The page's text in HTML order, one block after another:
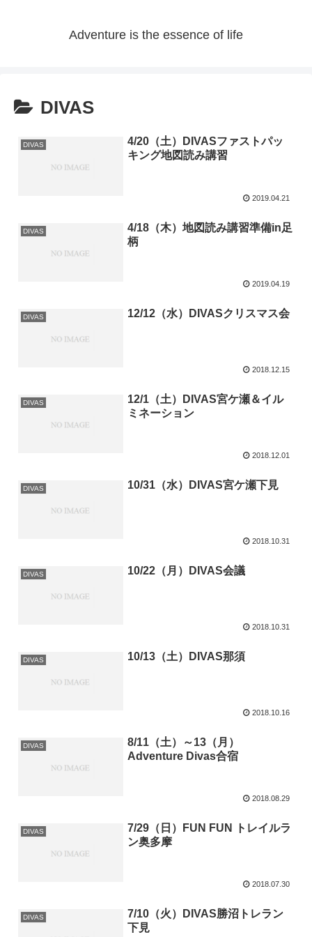
Adventure is the essence of life
DIVAS
DIVAS
4/20（土）DIVASファストパッ
キング地図読み講習
2019.04.21
DIVAS
4/18（木）地図読み講習準備in足
柄
2019.04.19
DIVAS 12/12（水）DIVASクリスマス会
2018.12.15
DIVAS
12/1（土）DIVAS宮ケ瀬＆イル
ミネーション
2018.12.01
DIVAS 10/31（水）DIVAS宮ケ瀬下見
2018.10.31
DIVAS 10/22（月）DIVAS会議
2018.10.31
DIVAS 10/13（土）DIVAS那須
2018.10.16
DIVAS
8/11（土）～13（月）
Adventure Divas合宿
2018.08.29
DIVAS
7/29（日）FUN FUN トレイルラ
ン奥多摩
2018.07.30
DIVAS
7/10（火）DIVAS勝沼トレラン
下見